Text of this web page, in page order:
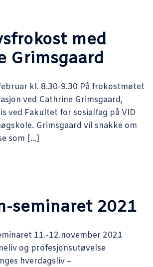
med
Grimsgaard
kl. 8.30-9.30 På frokostmøtet
ved Cathrine Grimsgaard,
ved Fakultet for sosialfag på VID
Grimsgaard vil snakke om
som […]
seminaret 2021
11.-12.november 2021
profesjonsutøvelse
hverdagsliv –